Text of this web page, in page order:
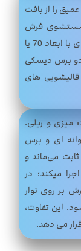
را از بافت
شستشوی فرش‌
های دستباف حساس. دستگاه برس استوانه‌ ای با ابعاد 70 یا
دو برس دیسکی
قالیشویی‌ های
میزی و ریلی.
ای و برس
می‌ماند و
میکند؛ در
بر روی نوار
این تفاوت،
می‌ دهد.